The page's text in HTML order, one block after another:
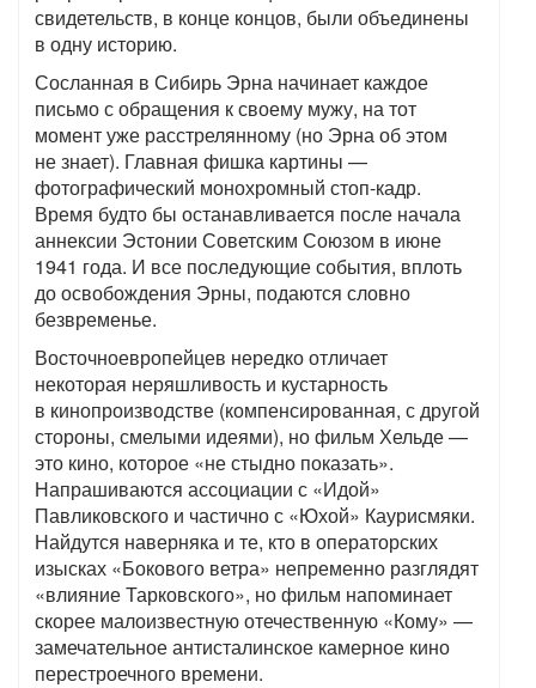
свидетельств, в конце концов, были объединены
в одну историю.
Сосланная в Сибирь Эрна начинает каждое
письмо с обращения к своему мужу, на тот
момент уже расстрелянному (но Эрна об этом
не знает). Главная фишка картины —
фотографический монохромный стоп-кадр.
Время будто бы останавливается после начала
аннексии Эстонии Советским Союзом в июне
1941 года. И все последующие события, вплоть
до освобождения Эрны, подаются словно
безвременье.
Восточноевропейцев нередко отличает
некоторая неряшливость и кустарность
в кинопроизводстве (компенсированная, с другой
стороны, смелыми идеями), но фильм Хельде —
это кино, которое «не стыдно показать».
Напрашиваются ассоциации с «Идой»
Павликовского и частично с «Юхой» Каурисмяки.
Найдутся наверняка и те, кто в операторских
изысках «Бокового ветра» непременно разглядят
«влияние Тарковского», но фильм напоминает
скорее малоизвестную отечественную «Кому» —
замечательное антисталинское камерное кино
перестроечного времени.